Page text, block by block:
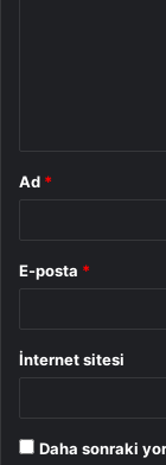
Ad *
E-posta *
İnternet sitesi
Daha sonraki